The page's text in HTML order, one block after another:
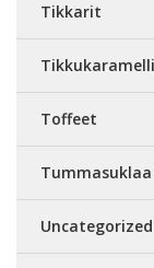
Tikkarit
Toffeet
Tummasuklaa
Uncategorized